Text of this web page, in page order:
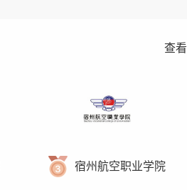
查看
宿州航空职业学院